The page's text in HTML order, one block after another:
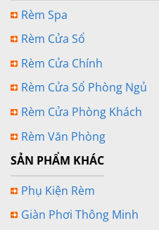
Rèm Spa
Rèm Cửa Sổ
Rèm Cửa Chính
Rèm Cửa Sổ Phòng Ngủ
Rèm Cửa Phòng Khách
Rèm Văn Phòng
SẢN PHẨM KHÁC
Phụ Kiện Rèm
Giàn Phơi Thông Minh